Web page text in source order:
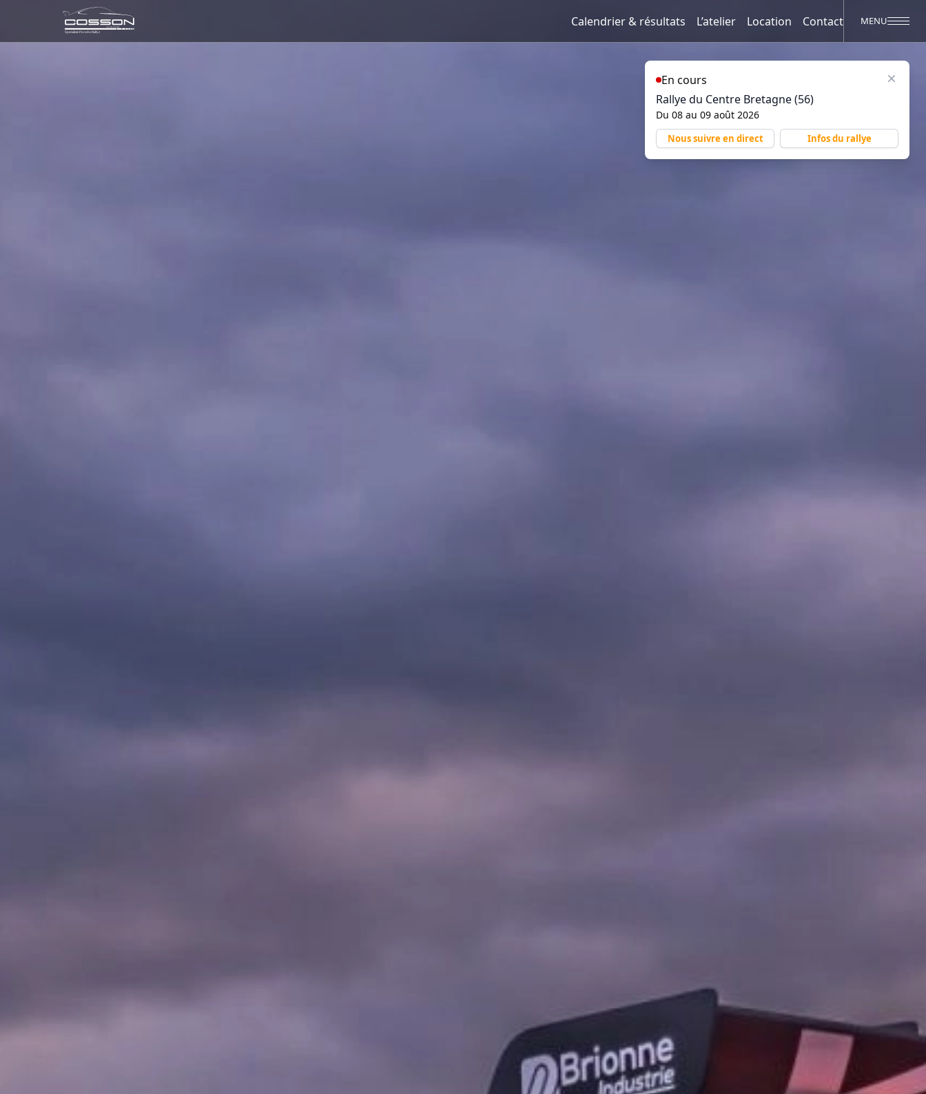
sport event
Specialiste Porsche Rallye
Calendrier & résultats L’atelier Location Contact MENU
En cours
Rallye du Centre Bretagne (56)
Du 08 au 09 août 2026
Nous suivre en direct Infos du rallye
Close